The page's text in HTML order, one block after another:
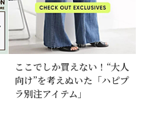
ここでしか買えない！“大人
向け”を考えぬいた「ハピプ
ラ別注アイテム」